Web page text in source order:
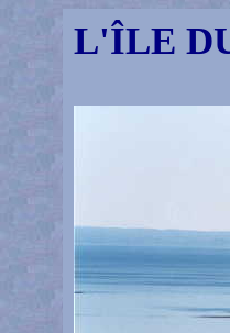
L'ÎLE